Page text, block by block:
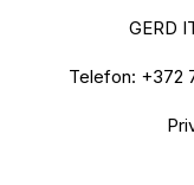
GERD
Telefon: +372